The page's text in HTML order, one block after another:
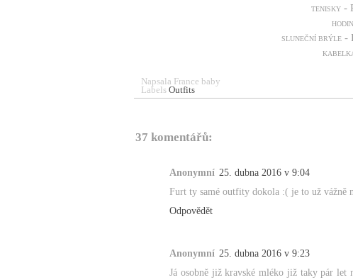
TENISKY-
SLUNEČNÍ BRÝLE-
Napsala France baby
Labels Outfits
37 komentářů:
Anonymní 25. dubna 2016 v 9:04
Furt ty samé outfity dokola :( je to už vážně
Odpovědět
Anonymní 25. dubna 2016 v 9:23
Já osobně již kravské mléko již taky pár